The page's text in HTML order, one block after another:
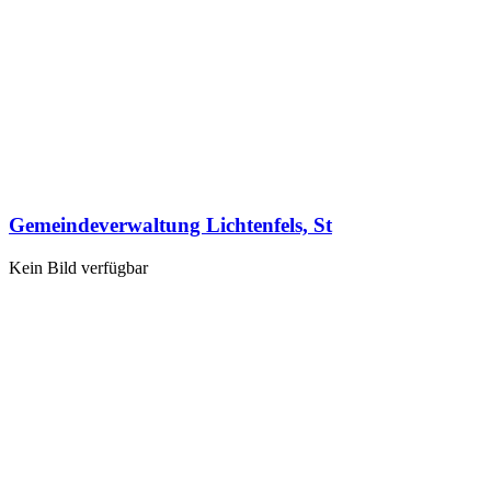
Gemeindeverwaltung Lichtenfels, St
Kein Bild verfügbar